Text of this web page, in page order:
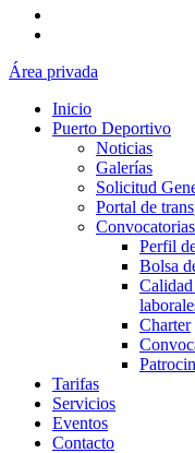
Área privada
Inicio
Puerto Deportivo
Noticias
Galerías
Solicitud
Portal de
Perfil
Bolsa
Charter
Tarifas
Servicios
Eventos
Contacto